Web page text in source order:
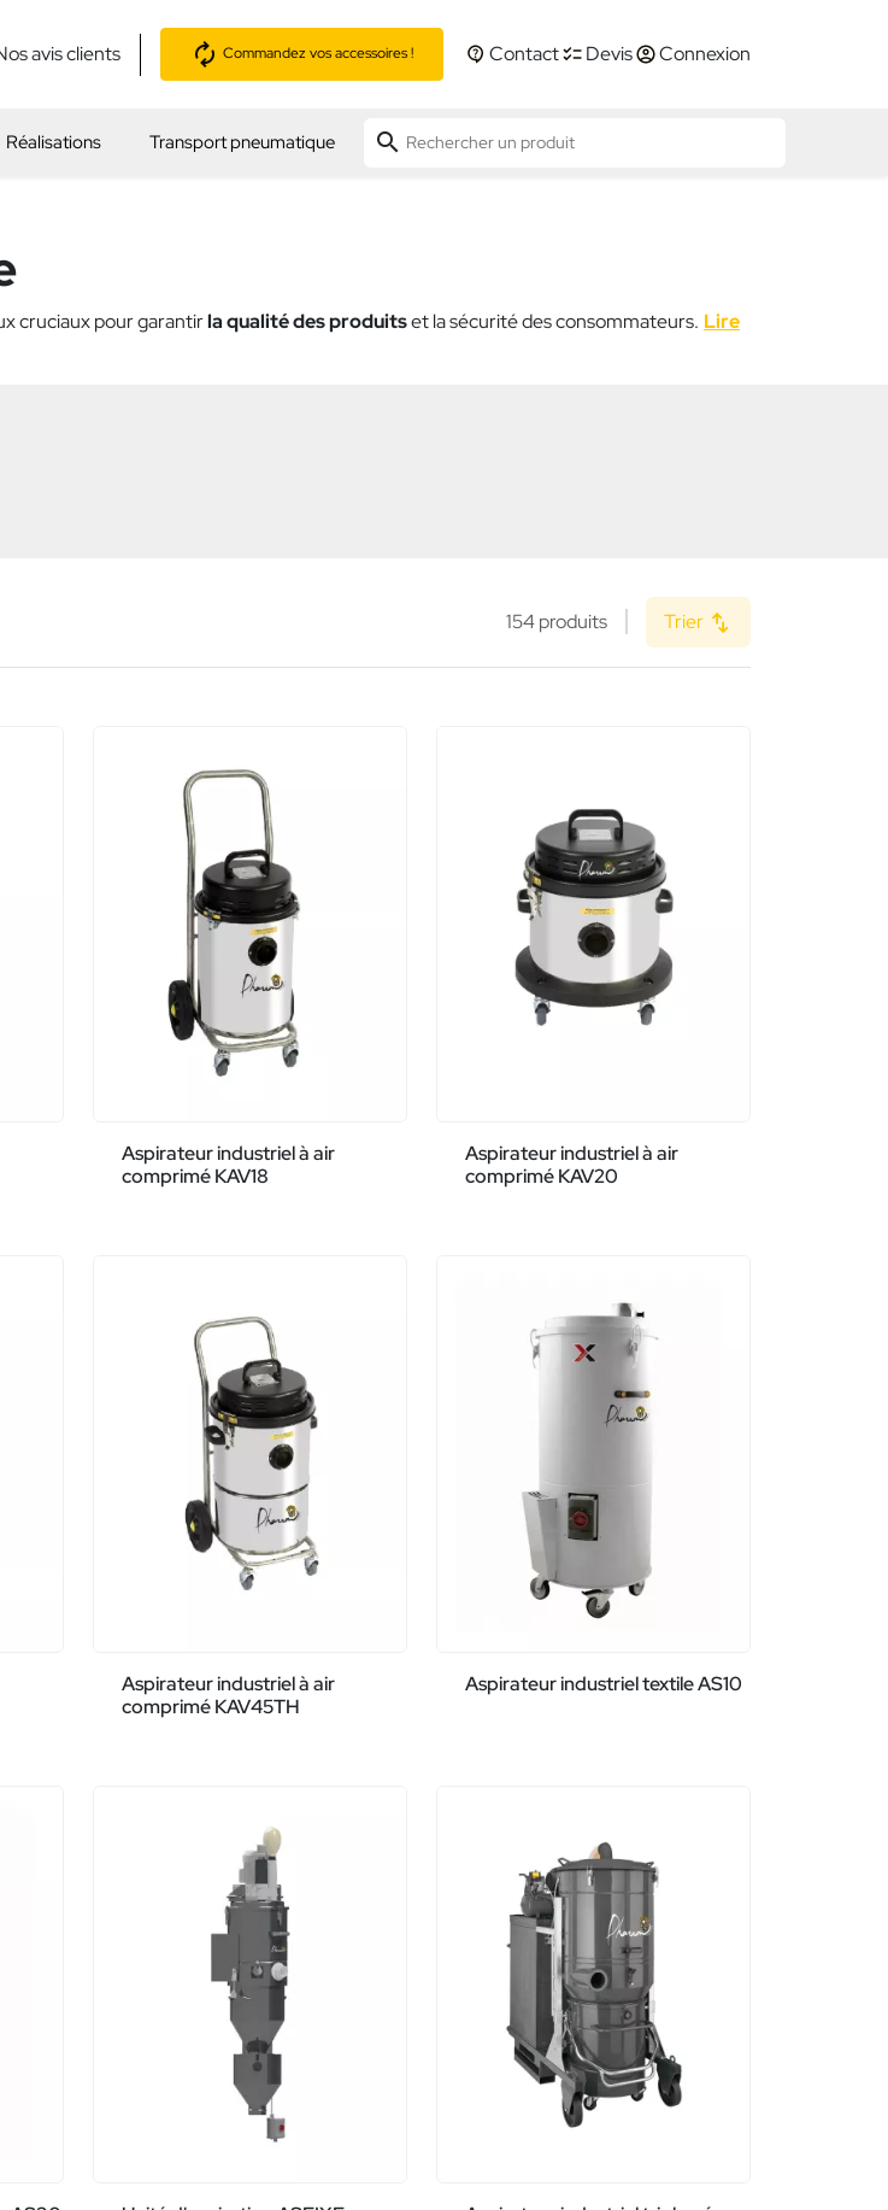
avis clients Commandez vos accessoires ! Contact Devis Connexion
Réalisations Transport pneumatique search
cruciaux pour garantirla qualité des produitset la sécurité des consommateurs. Lire
154 produits Trier
Aspirateur industriel à air
comprimé KAV18
Aspirateur industriel à air
comprimé KAV20
Aspirateur industriel à air
comprimé KAV45TH
Aspirateur industriel textile AS10